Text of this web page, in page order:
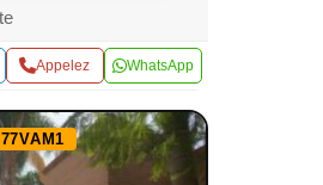
Appelez WhatsApp